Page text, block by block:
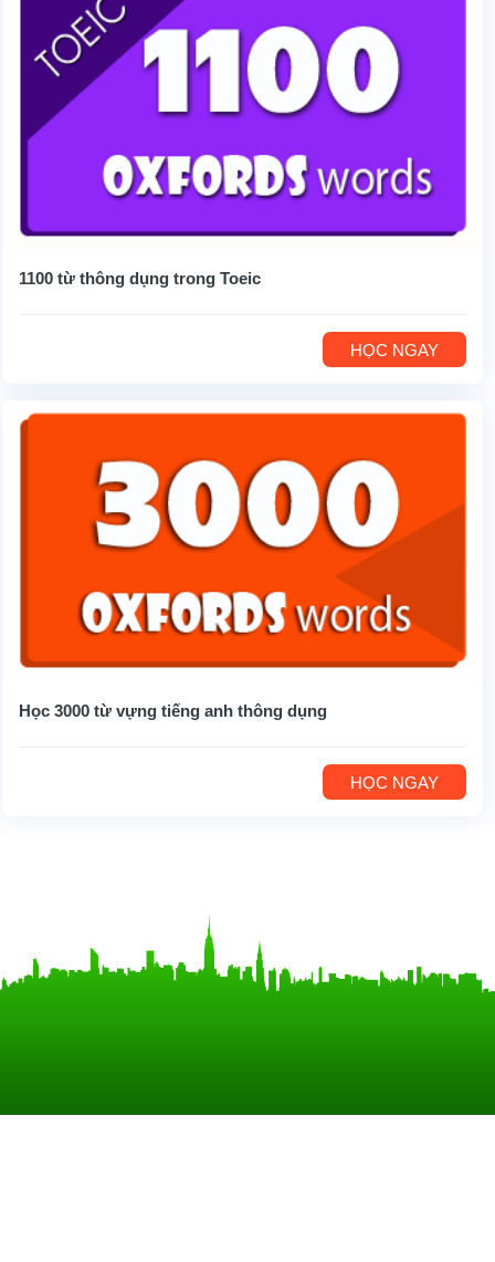
1100 từ thông dụng trong Toeic
HỌC NGAY
Học 3000 từ vựng tiếng anh thông dụng
HỌC NGAY